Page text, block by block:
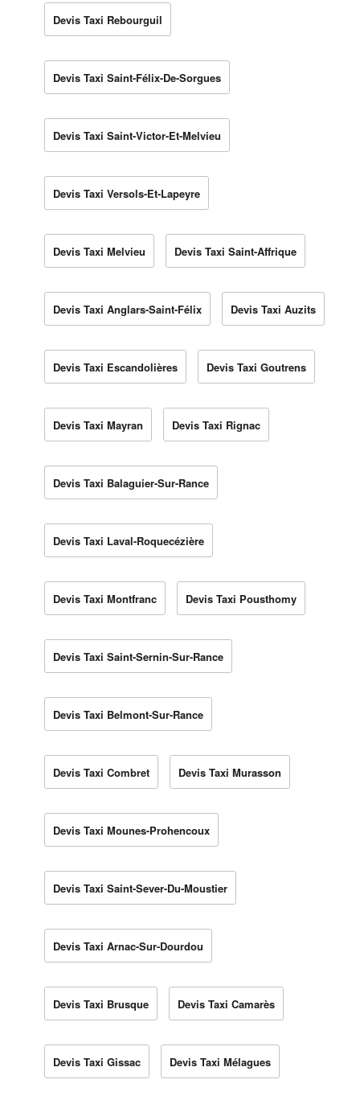
Devis Taxi Rebourguil
Devis Taxi Saint-Félix-De-Sorgues
Devis Taxi Saint-Victor-Et-Melvieu
Devis Taxi Versols-Et-Lapeyre
Devis Taxi Melvieu Devis Taxi Saint-Affrique
Devis Taxi Anglars-Saint-Félix Devis Taxi Auzits
Devis Taxi Escandolières Devis Taxi Goutrens
Devis Taxi Mayran Devis Taxi Rignac
Devis Taxi Balaguier-Sur-Rance
Devis Taxi Laval-Roquecézière
Devis Taxi Montfranc Devis Taxi Pousthomy
Devis Taxi Saint-Sernin-Sur-Rance
Devis Taxi Belmont-Sur-Rance
Devis Taxi Combret Devis Taxi Murasson
Devis Taxi Mounes-Prohencoux
Devis Taxi Saint-Sever-Du-Moustier
Devis Taxi Arnac-Sur-Dourdou
Devis Taxi Brusque Devis Taxi Camarès
Devis Taxi Gissac Devis Taxi Mélagues